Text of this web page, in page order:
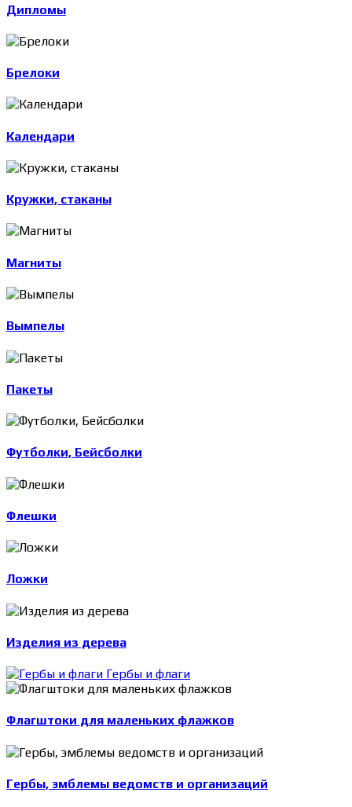
Дипломы
Брелоки
Календари
Кружки, стаканы
Магниты
Вымпелы
Пакеты
Футболки, Бейсболки
Флешки
Ложки
Изделия из дерева
Гербы и флаги
Флагштоки для маленьких флажков
Гербы, эмблемы ведомств и организаций